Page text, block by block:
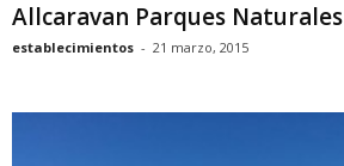
Allcaravan Parques Naturales
establecimientos - 21 marzo, 2015